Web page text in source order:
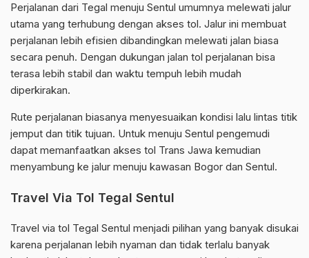
Perjalanan dari Tegal menuju Sentul umumnya melewati jalur
utama yang terhubung dengan akses tol. Jalur ini membuat
perjalanan lebih efisien dibandingkan melewati jalan biasa
secara penuh. Dengan dukungan jalan tol perjalanan bisa
terasa lebih stabil dan waktu tempuh lebih mudah
diperkirakan.
Rute perjalanan biasanya menyesuaikan kondisi lalu lintas titik
jemput dan titik tujuan. Untuk menuju Sentul pengemudi
dapat memanfaatkan akses tol Trans Jawa kemudian
menyambung ke jalur menuju kawasan Bogor dan Sentul.
Travel Via Tol Tegal Sentul
Travel via tol Tegal Sentul menjadi pilihan yang banyak disukai
karena perjalanan lebih nyaman dan tidak terlalu banyak